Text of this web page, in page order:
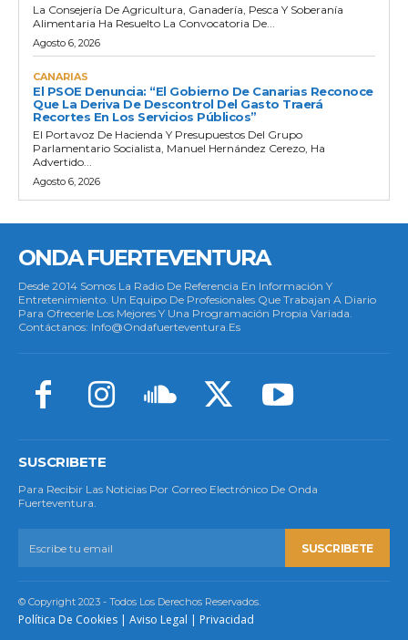
La Consejería De Agricultura, Ganadería, Pesca Y Soberanía
Alimentaria Ha Resuelto La Convocatoria De...
Agosto 6, 2026
CANARIAS
El PSOE Denuncia: “El Gobierno De Canarias Reconoce
Que La Deriva De Descontrol Del Gasto Traerá
Recortes En Los Servicios Públicos”
El Portavoz De Hacienda Y Presupuestos Del Grupo
Parlamentario Socialista, Manuel Hernández Cerezo, Ha
Advertido...
Agosto 6, 2026
ONDA FUERTEVENTURA
Desde 2014 Somos La Radio De Referencia En Información Y
Entretenimiento. Un Equipo De Profesionales Que Trabajan A Diario
Para Ofrecerle Los Mejores Y Una Programación Propia Variada.
Contáctanos: Info@ondafuerteventura.es
SUSCRIBETE
Para Recibir Las Noticias Por Correo Electrónico De Onda
Fuerteventura.
SUSCRIBETE
© Copyright 2023 - Todos Los Derechos Reservados.
Política De Cookies | Aviso Legal | Privacidad